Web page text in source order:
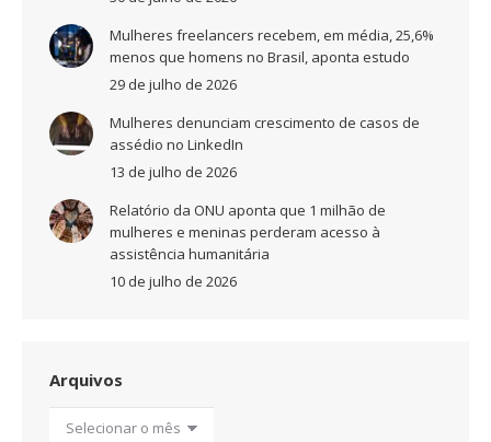
Mulheres freelancers recebem, em média, 25,6%
menos que homens no Brasil, aponta estudo
29 de julho de 2026
Mulheres denunciam crescimento de casos de
assédio no LinkedIn
13 de julho de 2026
Relatório da ONU aponta que 1 milhão de
mulheres e meninas perderam acesso à
assistência humanitária
10 de julho de 2026
Arquivos